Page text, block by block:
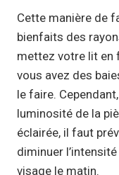
Cette manière de
bienfaits des
mettez votre lit en
vous avez des
le faire.
luminosité de la
éclairée, il faut
diminuer
visage le matin.